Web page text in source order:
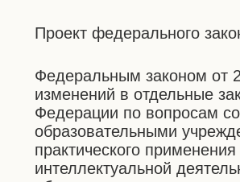
Проект федерального
Федеральным законом от
изменений в отдельные
Федерации по вопросам
образовательными
практического
интеллектуальной